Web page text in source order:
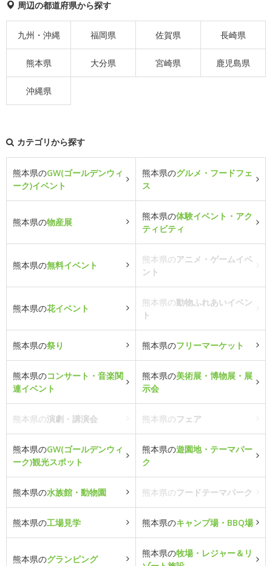
周辺の都道府県から探す
九州・沖縄 福岡県 佐賀県 長崎県
熊本県 大分県 宮崎県 鹿児島県
沖縄県
カテゴリから探す
熊本県のGW(ゴールデンウィ
ーク)イベント
熊本県のグルメ・フードフェ
ス
熊本県の物産展
熊本県の体験イベント・アク
ティビティ
熊本県の無料イベント
熊本県のアニメ・ゲームイベ
ント
熊本県の花イベント
熊本県の動物ふれあいイベン
ト
熊本県の祭り 熊本県のフリーマーケット
熊本県のコンサート・音楽関
連イベント
熊本県の美術展・博物展・展
示会
熊本県の演劇・講演会 熊本県のフェア
熊本県のGW(ゴールデンウィ
ーク)観光スポット
熊本県の遊園地・テーマパー
ク
熊本県の水族館・動物園 熊本県のフードテーマパーク
熊本県の工場見学 熊本県のキャンプ場・BBQ場
熊本県のグランピング
熊本県の牧場・レジャー＆リ